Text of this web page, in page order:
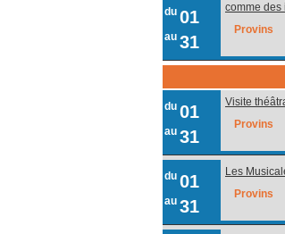
du 01
au 31
comme des
Provins
du 01
au 31
Visite
Provins
du 01
au 31
Les
Provins